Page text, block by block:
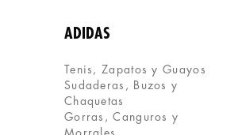
ENVIAR COMENTARIO
ADIDAS
Tenis, Zapatos y Guayos
Sudaderas, Buzos y
Chaquetas
Gorras, Canguros y
Morrales